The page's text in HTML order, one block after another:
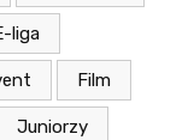
liga
Film
Juniorzy